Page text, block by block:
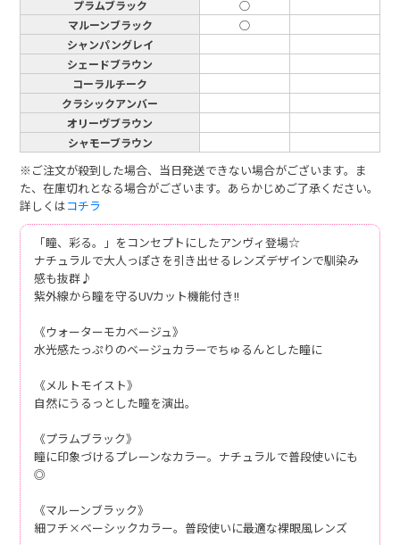
プラムブラック
○
マルーンブラック
○
シャンパングレイ
シェードブラウン
コーラルチーク
クラシックアンバー
オリーヴブラウン
シャモーブラウン
※ご注文が殺到した場合、当日発送できない場合がございます。ま
た、在庫切れとなる場合がございます。あらかじめご了承ください。
詳しくはコチラ
「瞳、彩る。」をコンセプトにしたアンヴィ登場☆
ナチュラルで大人っぽさを引き出せるレンズデザインで馴染み
感も抜群♪
紫外線から瞳を守るUVカット機能付き!!
《ウォーターモカベージュ》
水光感たっぷりのベージュカラーでちゅるんとした瞳に
《メルトモイスト》
自然にうるっとした瞳を演出。
《プラムブラック》
瞳に印象づけるプレーンなカラー。ナチュラルで普段使いにも
◎
《マルーンブラック》
細フチ×ベーシックカラー。普段使いに最適な裸眼風レンズ